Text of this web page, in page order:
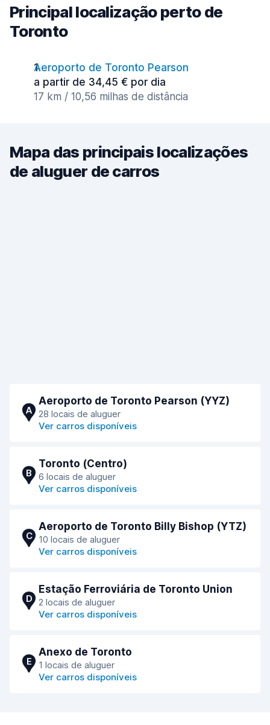
Principal localização perto de
Toronto
Aeroporto de Toronto Pearson
a partir de 34,45 € por dia
17 km / 10,56 milhas de distância
Mapa das principais localizações
de aluguer de carros
A
Aeroporto de Toronto Pearson (YYZ)
28 locais de aluguer
Ver carros disponíveis
B
Toronto (Сentro)
6 locais de aluguer
Ver carros disponíveis
C
Aeroporto de Toronto Billy Bishop (YTZ)
10 locais de aluguer
Ver carros disponíveis
D
Estação Ferroviária de Toronto Union
2 locais de aluguer
Ver carros disponíveis
E
Anexo de Toronto
1 locais de aluguer
Ver carros disponíveis